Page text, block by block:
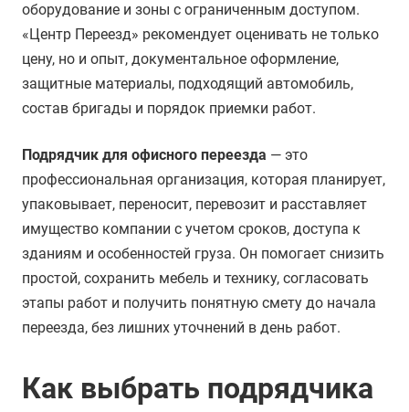
оборудование и зоны с ограниченным доступом.
«Центр Переезд» рекомендует оценивать не только
цену, но и опыт, документальное оформление,
защитные материалы, подходящий автомобиль,
состав бригады и порядок приемки работ.
Подрядчик для офисного переезда — это
профессиональная организация, которая планирует,
упаковывает, переносит, перевозит и расставляет
имущество компании с учетом сроков, доступа к
зданиям и особенностей груза. Он помогает снизить
простой, сохранить мебель и технику, согласовать
этапы работ и получить понятную смету до начала
переезда, без лишних уточнений в день работ.
Как выбрать подрядчика